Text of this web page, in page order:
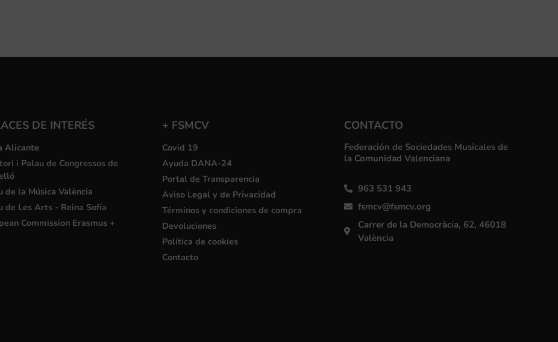
DE INTERÉS
Alicante
i Palau de Congressos de
de la Música València
de Les Arts - Reina Sofía
Commission Erasmus +
+ FSMCV
Covid 19
Ayuda DANA-24
Portal de Transparencia
Aviso Legal y de Privacidad
Términos y condiciones de compra
Devoluciones
Política de cookies
Contacto
CONTACTO
Federación de Sociedades Musicales de
la Comunidad Valenciana
963 531 943
fsmcv@fsmcv.org
Carrer de la Democràcia, 62, 46018
València